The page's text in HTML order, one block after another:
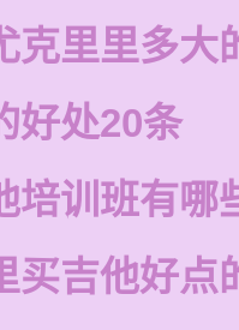
克里里多大
好处20条
培训班有哪
买吉他好点